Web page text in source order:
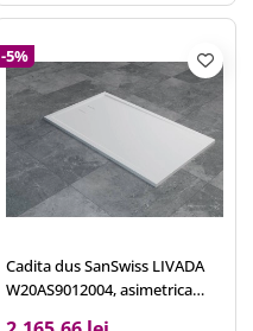
-5%
Cadita dus SanSwiss LIVADA
W20AS9012004, asimetrica